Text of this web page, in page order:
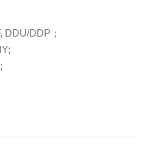
DDU/DDP；